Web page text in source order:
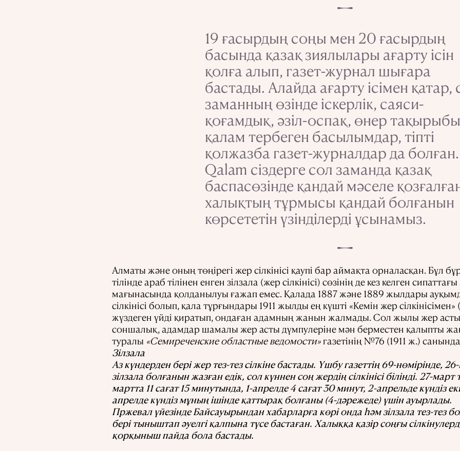
19 ғасырдың соңы мен 20 ғасырдың
басында қазақ зиялылары ағарту ісін
қолға алып, газет-журнал шығара
бастады. Алайда ағарту ісімен қатар,
заманның өзінде іскерлік, саяси-
қоғамдық, әзіл-оспақ, өнер
қалам тербеген басылымдар, тіпті
қолжазба газет-журналдар да болған.
Qalam сіздерге сол заманда қазақ
баспасөзінде қандай мәселе
халықтың тұрмысы қандай болғанын
көрсететін үзінділерді ұсынамыз.
Алматы және оның төңірегі жер сілкінісі қаупі бар аймақта орналасқан. Бұл
тілінде араб тілінен енген зілзала (жер сілкінісі) сөзінің де кез келген
мағынасында қолданылуы ғажап емес. Қалада 1887 және 1889 жылдары
сілкінісі болып, қала тұрғындары 1911 жылды ең күшті «Кемін жер
жүздеген үйді қиратып, ондаған адамның жанын жалмады. Сол жылы жер асты
соншалық, адамдар шамалы жер асты дүмпулеріне мән берместен қалыпты
туралы «Семиреченские областные ведомости» газетінің №76 (1911 ж.)
Зілзала
Аз күндерден бері жер тез-тез сілкіне бастады. Үшбу газеттің 69-нөмірінде,
зілзала болғанын жазған едік, сол күннен соң жердің сілкінісі білінді. 27-
мартта 11 сағат 15 минутында, 1-апрелде 4 сағат 30 минут, 2-апрельде күндіз
апрелде күндіз мұның ішінде қаттырақ болғаны (4-дәрежеде) үшін ауырлады.
Пржевал үйезiнде Байсауырындан хабарларға көрі онда һәм зілзала тез-тез
бері тыныштап әуелгі қалпына түсе бастаған. Халыққа қазір соңғы
қорқыныш пайда бола бастады.